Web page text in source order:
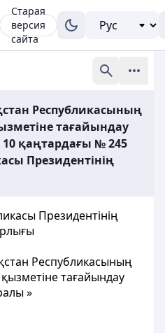
Старая
версия
сайта
Республикасының
тағайындау
қаңтардағы № 245
Президентінің
Президентінің
Республикасының
тағайындау
»